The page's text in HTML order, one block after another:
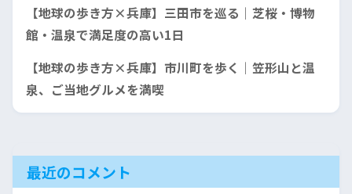
【地球の歩き方×兵庫】三田市を巡る｜芝桜・博物
館・温泉で満足度の高い1日
【地球の歩き方×兵庫】市川町を歩く｜笠形山と温
泉、ご当地グルメを満喫
最近のコメント